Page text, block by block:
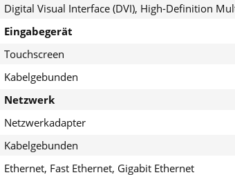
Digital Visual Interface (DVI), High-Definition
Eingabegerät
Touchscreen
Kabelgebunden
Netzwerk
Netzwerkadapter
Kabelgebunden
Ethernet, Fast Ethernet, Gigabit Ethernet